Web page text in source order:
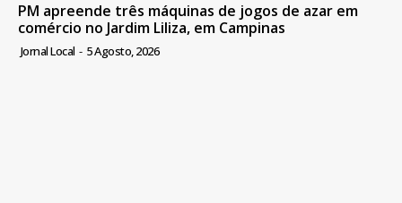
PM apreende três máquinas de jogos de azar em
comércio no Jardim Liliza, em Campinas
Jornal Local - 5 Agosto, 2026